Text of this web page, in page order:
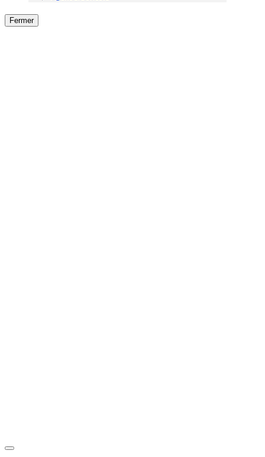
Fermer